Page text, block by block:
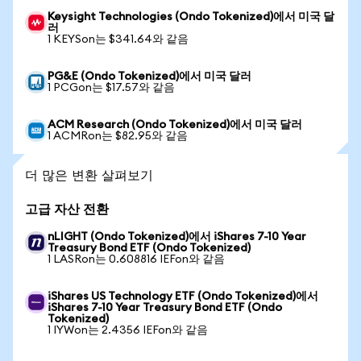
Keysight Technologies (Ondo Tokenized)에서 미국 달
러
1 KEYSon는 $341.64와 같음
PG&E (Ondo Tokenized)에서 미국 달러
1 PCGon는 $17.57와 같음
ACM Research (Ondo Tokenized)에서 미국 달러
1 ACMRon는 $82.95와 같음
더 많은 변환 살펴보기
고급 자산 전환
nLIGHT (Ondo Tokenized)에서 iShares 7-10 Year
Treasury Bond ETF (Ondo Tokenized)
1 LASRon는 0.608816 IEFon와 같음
iShares US Technology ETF (Ondo Tokenized)에서
iShares 7-10 Year Treasury Bond ETF (Ondo
Tokenized)
1 IYWon는 2.4356 IEFon와 같음